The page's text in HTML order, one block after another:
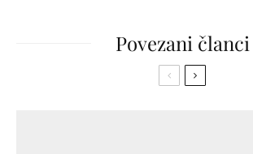
Povezani članci